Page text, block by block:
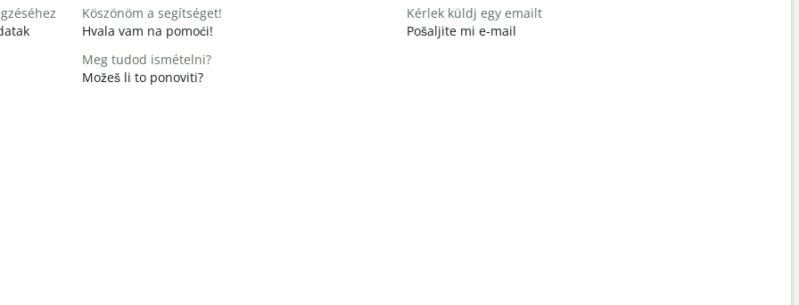
Köszönöm a segítséget!
Hvala vam na pomoći!
Kérlek küldj egy emailt
Pošaljite mi e-mail
Meg tudod ismételni?
Možeš li to ponoviti?